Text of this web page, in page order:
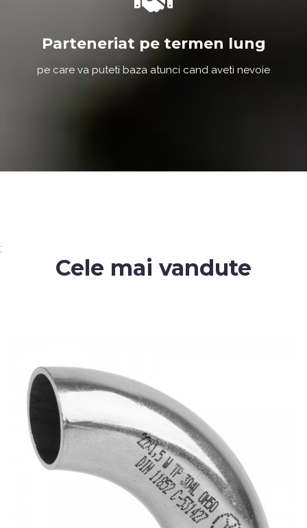
Parteneriat pe termen lung
pe care va puteti baza atunci cand aveti nevoie
;
Cele mai vandute